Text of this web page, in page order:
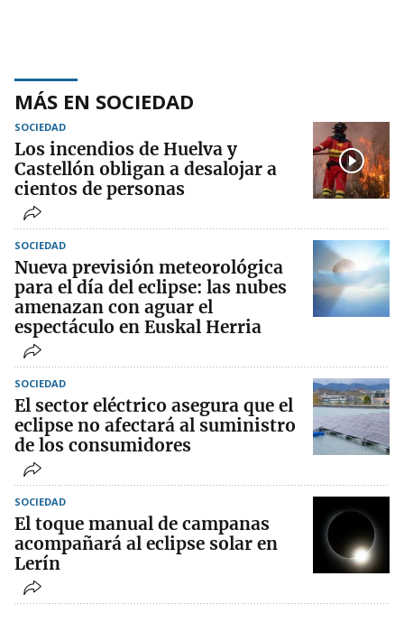
MÁS EN SOCIEDAD
SOCIEDAD
Los incendios de Huelva y
Castellón obligan a desalojar a
cientos de personas
SOCIEDAD
Nueva previsión meteorológica
para el día del eclipse: las nubes
amenazan con aguar el
espectáculo en Euskal Herria
SOCIEDAD
El sector eléctrico asegura que el
eclipse no afectará al suministro
de los consumidores
SOCIEDAD
El toque manual de campanas
acompañará al eclipse solar en
Lerín